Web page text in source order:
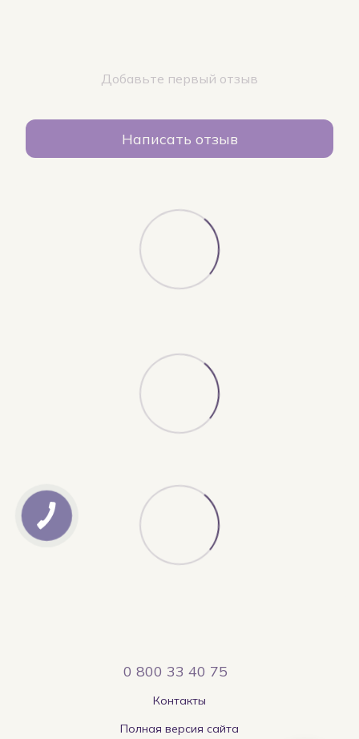
Добавьте первый отзыв
Написать отзыв
0 800 33 40 75
Контакты
Полная версия сайта